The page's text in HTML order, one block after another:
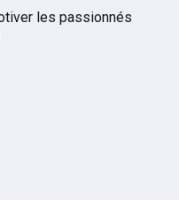
les passionnés